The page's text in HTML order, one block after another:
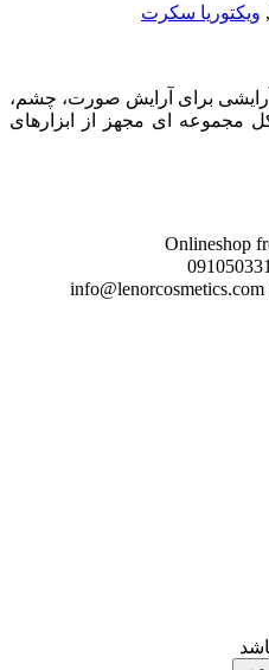
, ویکتوریا سکرت
آرایشی برای آرایش صورت، چشم،
مجموعه ای مجهز از ابزارهای
Onlineshop